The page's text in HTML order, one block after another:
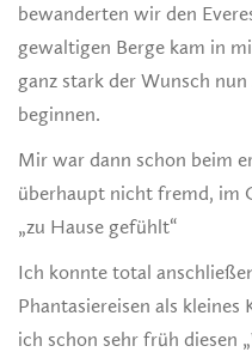
bewanderten wir den
gewaltigen Berge kam in
ganz stark der Wunsch
beginnen.
Mir war dann schon beim
überhaupt nicht fremd, im
„zu Hause gefühlt“
Ich konnte total
Phantasiereisen als
ich schon sehr früh diesen